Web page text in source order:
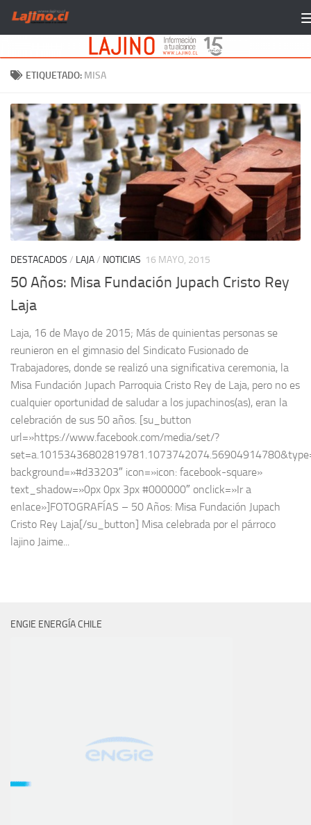
Saltar al contenido
ETIQUETADO: MISA
DESTACADOS / LAJA/ NOTICIAS 16 MAYO, 2015
50 Años: Misa Fundación Jupach Cristo Rey
Laja
Laja, 16 de Mayo de 2015; Más de quinientas personas se
reunieron en el gimnasio del Sindicato Fusionado de
Trabajadores, donde se realizó una significativa ceremonia, la
Misa Fundación Jupach Parroquia Cristo Rey de Laja, pero no es
cualquier oportunidad de saludar a los jupachinos(as), eran la
celebración de sus 50 años. [su_button
url=»https://www.facebook.com/media/set/?
background=»#d33203″ icon=»icon: facebook-square»
text_shadow=»0px 0px 3px #000000″ onclick=»Ir a
enlace»]FOTOGRAFÍAS – 50 Años: Misa Fundación Jupach
Cristo Rey Laja[/su_button] Misa celebrada por el párroco
lajino Jaime...
ENGIE ENERGÍA CHILE